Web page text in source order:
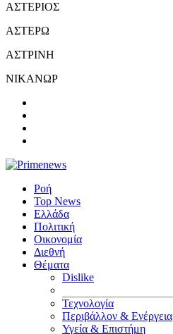
ΑΣΤΕΡΙΟΣ
ΑΣΤΕΡΩ
ΑΣΤΡΙΝΗ
ΝΙΚΑΝΩΡ
Ροή
Top News
Ελλάδα
Πολιτική
Οικονομία
Διεθνή
Θέματα
Dislike
Τεχνολογία
Περιβάλλον & Ενέργεια
Υγεία & Επιστήμη